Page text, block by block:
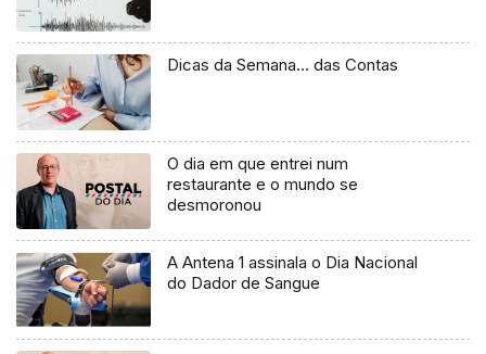
Dicas da Semana… das Contas
O dia em que entrei num
restaurante e o mundo se
desmoronou
A Antena 1 assinala o Dia Nacional
do Dador de Sangue